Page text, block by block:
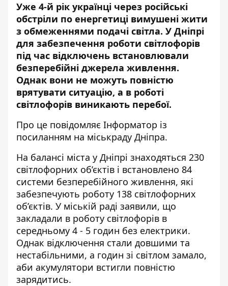
Уже 4-й рік українці через російські
обстріли по енергетиці вимушені жити
з обмеженнями подачі світла. У Дніпрі
для забезпечення роботи світлофорів
під час відключень встановлювали
безперебійні джерела живлення.
Однак вони не можуть повністю
врятувати ситуацію, а в роботі
світлофорів виникають перебої.
Про це повідомляє Інформатор із
посиланням на міськраду Дніпра.
На балансі міста у Дніпрі знаходяться 230
світлофорних об’єктів і встановлено 84
системи безперебійного живлення, які
забезпечують роботу 138 світлофорних
об’єктів. У міській раді заявили, що
закладали в роботу світлофорів в
середньому 4 - 5 годин без електрики.
Однак відключення стали довшими та
нестабільними, а годин зі світлом замало,
аби акумулятори встигли повністю
зарядитись.